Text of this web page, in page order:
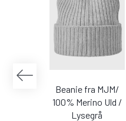
Beanie fra MJM/
100% Merino Uld /
Lysegrå